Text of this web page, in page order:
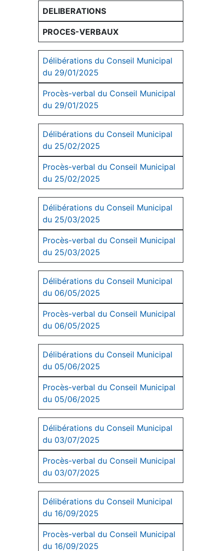
DELIBERATIONS
PROCES-VERBAUX
Délibérations du Conseil Municipal
du 29/01/2025
Procès-verbal du Conseil Municipal
du 29/01/2025
Délibérations du Conseil Municipal
du 25/02/2025
Procès-verbal du Conseil Municipal
du 25/02/2025
Délibérations du Conseil Municipal
du 25/03/2025
Procès-verbal du Conseil Municipal
du 25/03/2025
Délibérations du Conseil Municipal
du 06/05/2025
Procès-verbal du Conseil Municipal
du 06/05/2025
Délibérations du Conseil Municipal
du 05/06/2025
Procès-verbal du Conseil Municipal
du 05/06/2025
Délibérations du Conseil Municipal
du 03/07/2025
Procès-verbal du Conseil Municipal
du 03/07/2025
Délibérations du Conseil Municipal
du 16/09/2025
Procès-verbal du Conseil Municipal
du 16/09/2025